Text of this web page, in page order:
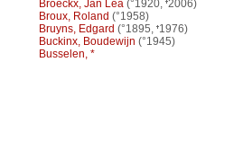
Broeckx, Jan Lea (°1920, 2006)
Broux, Roland (°1958)
Bruyns, Edgard (°1895, 1976)
Buckinx, Boudewijn (°1945)
Busselen, *